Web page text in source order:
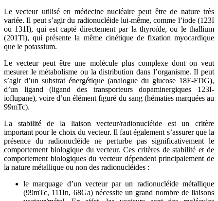
Le vecteur utilisé en médecine nucléaire peut être de nature très
variée. Il peut s’agir du radionucléide lui-même, comme l’iode (123I
ou 131I), qui est capté directement par la thyroïde, ou le thallium
(201Tl), qui présente la même cinétique de fixation myocardique
que le potassium.
Le vecteur peut être une molécule plus complexe dont on veut
mesurer le métabolisme ou la distribution dans l’organisme. Il peut
s’agir d’un substrat énergétique (analogue du glucose 18F-FDG),
d’un ligand (ligand des transporteurs dopaminergiques 123I-
ioflupane), voire d’un élément figuré du sang (hématies marquées au
99mTc).
La stabilité de la liaison vecteur/radionucléide est un critère
important pour le choix du vecteur. Il faut également s’assurer que la
présence du radionucléide ne perturbe pas significativement le
comportement biologique du vecteur. Ces critères de stabilité et de
comportement biologiques du vecteur dépendent principalement de
la nature métallique ou non des radionucléides :
le marquage d’un vecteur par un radionucléide métallique
(99mTc, 111In, 68Ga) nécessite un grand nombre de liaisons